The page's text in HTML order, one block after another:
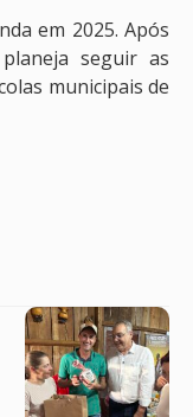
em 2025. Após
seguir as
municipais de